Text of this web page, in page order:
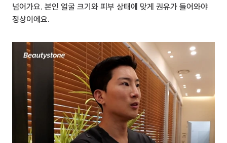
넘어가요. 본인 얼굴 크기와 피부 상태에 맞게 권유가 들어와야
정상이에요.